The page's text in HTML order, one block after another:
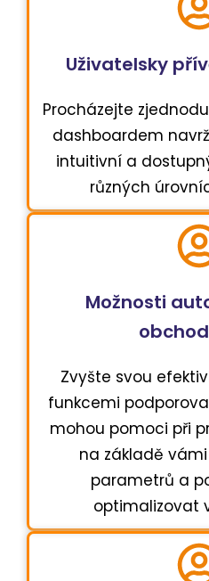
Uživatelsky
Procházejte
dashboardem
intuitivní a
různých
Možnosti
Zvyšte svou
funkcemi
mohou pomoci při
na základě
parametrů a
optimalizovat